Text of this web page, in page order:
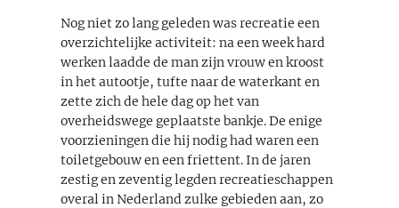
Nog niet zo lang geleden was recreatie een
overzichtelijke activiteit: na een week hard
werken laadde de man zijn vrouw en kroost
in het autootje, tufte naar de waterkant en
zette zich de hele dag op het van
overheidswege geplaatste bankje. De enige
voorzieningen die hij nodig had waren een
toiletgebouw en een friettent. In de jaren
zestig en zeventig legden recreatieschappen
overal in Nederland zulke gebieden aan, zo